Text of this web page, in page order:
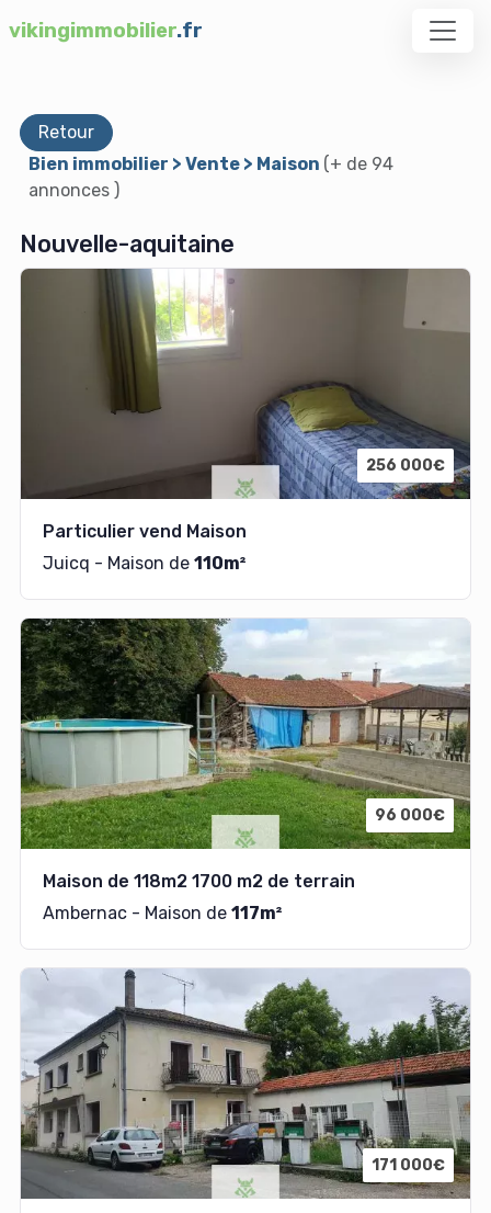
vikingimmobilier.fr
Retour
Bien immobilier > Vente > Maison (+ de 94
annonces )
Nouvelle-aquitaine
256 000€
Particulier vend Maison
Juicq - Maison de 110m²
96 000€
Maison de 118m2 1700 m2 de terrain
Ambernac - Maison de 117m²
171 000€